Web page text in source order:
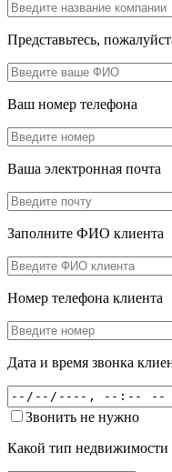
Представьтесь,
Ваш номер телефона
Ваша электронная почта
Заполните ФИО клиента
Номер телефона клиента
Дата и время звонка
Звонить не нужно
Какой тип недвижимости